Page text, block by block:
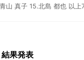
山 真子 15.北島 都也 以
果発表